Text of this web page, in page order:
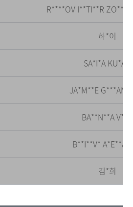
R****OV I**TI**R
하*이
SA*I*A KU*A*I
JA*M**E G***AM
BA**N**A V*RA
B**I**V*
김*희